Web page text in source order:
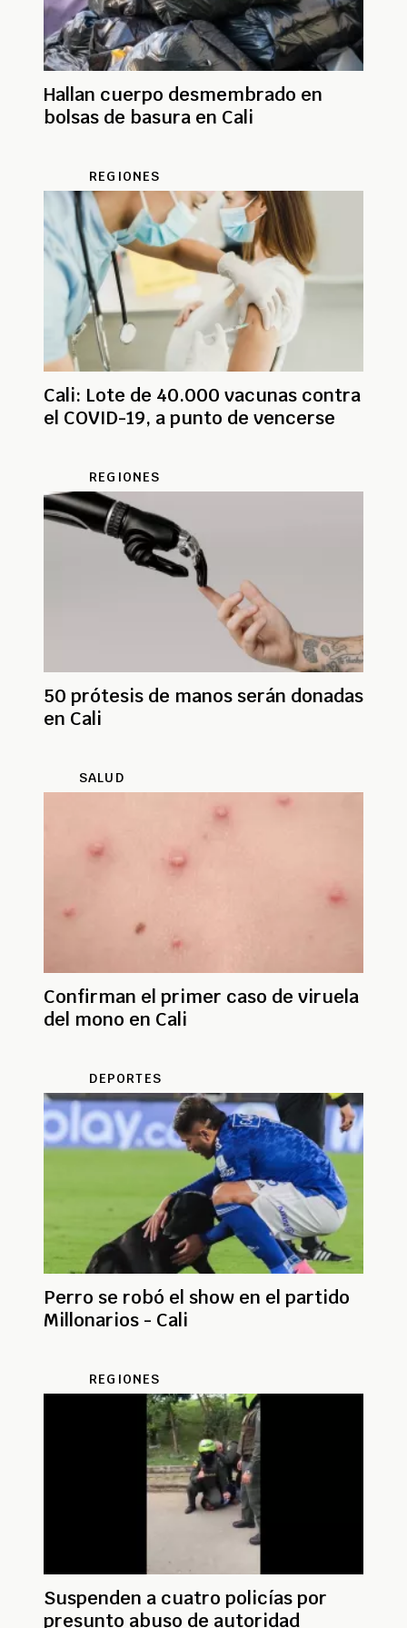
Hallan cuerpo desmembrado en
bolsas de basura en Cali
REGIONES
Cali: Lote de 40.000 vacunas contra
el COVID-19, a punto de vencerse
REGIONES
50 prótesis de manos serán donadas
en Cali
SALUD
Confirman el primer caso de viruela
del mono en Cali
DEPORTES
Perro se robó el show en el partido
Millonarios - Cali
REGIONES
Suspenden a cuatro policías por
presunto abuso de autoridad